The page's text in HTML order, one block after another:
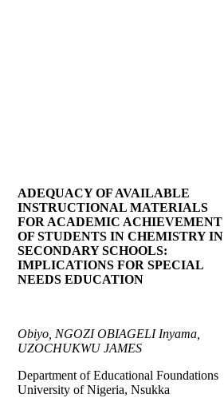
ADEQUACY OF AVAILABLE
INSTRUCTIONAL MATERIALS
FOR ACADEMIC ACHIEVEMENT
OF STUDENTS IN CHEMISTRY IN
SECONDARY SCHOOLS:
IMPLICATIONS FOR SPECIAL
NEEDS EDUCATION
Obiyo, NGOZI OBIAGELI Inyama,
UZOCHUKWU JAMES
Department of Educational Foundations
University of Nigeria, Nsukka